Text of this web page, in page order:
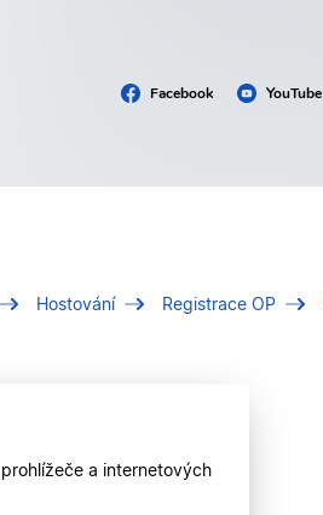
Facebook YouTube
Hostování Registrace OP
a internetových